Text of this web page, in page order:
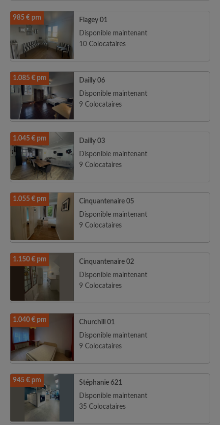
985 € pm
Flagey 01
Disponible maintenant
10 Colocataires
1.085 € pm
Dailly 06
Disponible maintenant
9 Colocataires
1.045 € pm
Dailly 03
Disponible maintenant
9 Colocataires
1.055 € pm
Cinquantenaire 05
Disponible maintenant
9 Colocataires
1.150 € pm
Cinquantenaire 02
Disponible maintenant
9 Colocataires
1.040 € pm
Churchill 01
Disponible maintenant
9 Colocataires
945 € pm
Stéphanie 621
Disponible maintenant
35 Colocataires